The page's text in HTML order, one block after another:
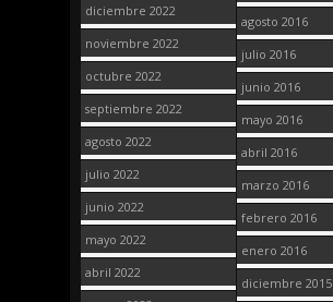
diciembre 2022
noviembre 2022
octubre 2022
septiembre 2022
agosto 2022
julio 2022
junio 2022
mayo 2022
abril 2022
agosto 2016
julio 2016
junio 2016
mayo 2016
abril 2016
marzo 2016
febrero 2016
enero 2016
diciembre 2015